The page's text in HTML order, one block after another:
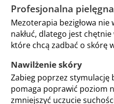
Profesjonalna
Mezoterapia bezigłowa nie
nakłuć, dlatego jest
które chcą zadbać o skórę
Nawilżenie skóry
Zabieg poprzez stymulację
pomaga poprawić poziom
zmniejszyć uczucie